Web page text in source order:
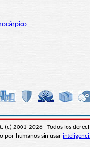
(c) 2001-2026 - Todos los
por humanos sin usar